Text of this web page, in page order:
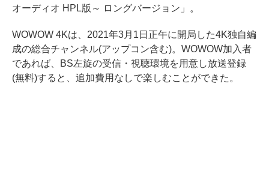
オーディオ HPL版～ ロングバージョン」。
WOWOW 4Kは、2021年3月1日正午に開局した4K独自編
成の総合チャンネル(アップコン含む)。WOWOW加入者
であれば、BS左旋の受信・視聴環境を用意し放送登録
(無料)すると、追加費用なしで楽しむことができた。